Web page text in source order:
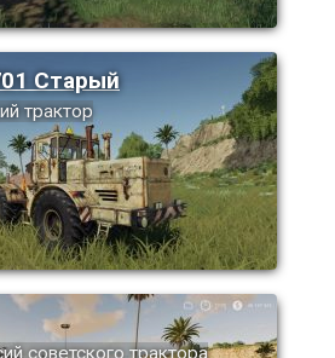
Старый
трактор
советского трактора